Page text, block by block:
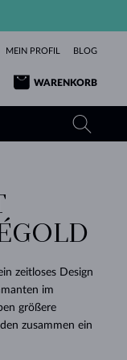
MEIN PROFIL BLOG
WARENKORB
zeitloses Design
im
größere
zusammen ein